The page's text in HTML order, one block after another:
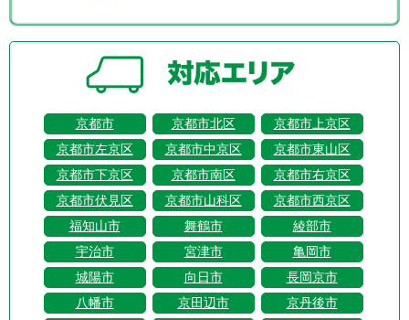
京都市 京都市北区
京都市上京区
京都市左京区
京都市中京区
京都市東山区
京都市下京区
京都市南区
京都市右京区
京都市伏見区
京都市山科区
京都市西京区
福知山市
舞鶴市
綾部市
宇治市
宮津市
亀岡市
城陽市
向日市
長岡京市
八幡市
京田辺市
京丹後市